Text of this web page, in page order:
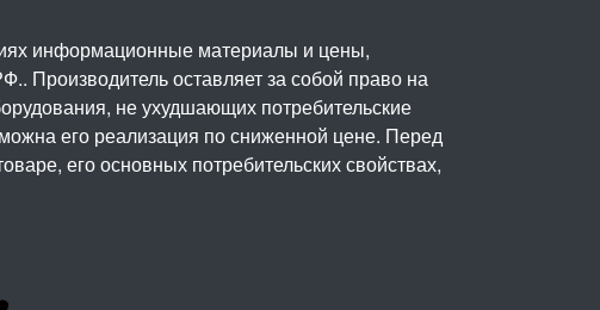
информационные материалы и цены,
Производитель оставляет за собой право на
не ухудшающих потребительские
его реализация по сниженной цене. Перед
его основных потребительских свойствах,